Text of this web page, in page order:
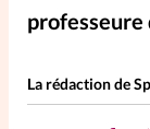
professeure
La rédaction de